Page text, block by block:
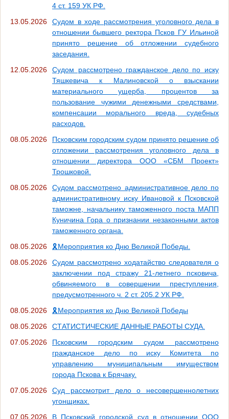
4 ст. 159 УК РФ.
13.05.2026
Судом в ходе рассмотрения уголовного дела в
отношении бывшего ректора Псков ГУ Ильиной
принято решение об отложении судебного
заседания.
12.05.2026
Судом рассмотрено гражданское дело по иску
Тяшкевича к Малиновской о взыскании
материального ущерба, процентов за
пользование чужими денежными средствами,
компенсации морального вреда, судебных
расходов.
08.05.2026
Псковским городским судом принято решение об
отложении рассмотрения уголовного дела в
отношении директора ООО «СБМ Проект»
Трошковой.
08.05.2026
Судом рассмотрено административное дело по
административному иску Ивановой к Псковской
таможне, начальнику таможенного поста МАПП
Куничина Гора о признании незаконными актов
таможенного органа.
08.05.2026
🎗Мероприятия ко Дню Великой Победы.
08.05.2026
Судом рассмотрено ходатайство следователя о
заключении под стражу 21-летнего псковича,
обвиняемого в совершении преступления,
предусмотренного ч. 2 ст. 205.2 УК РФ.
08.05.2026
🎗Мероприятия ко Дню Великой Победы
08.05.2026
СТАТИСТИЧЕСКИЕ ДАННЫЕ РАБОТЫ СУДА.
07.05.2026
Псковским городским судом рассмотрено
гражданское дело по иску Комитета по
управлению муниципальным имуществом
города Пскова к Брячаку.
07.05.2026
Суд рассмотрит дело о несовершеннолетних
угонщиках.
07.05.2026
В Псковский городской суд в отношении ООО